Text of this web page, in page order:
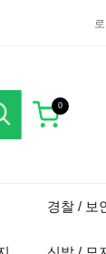
0
경찰 / 보